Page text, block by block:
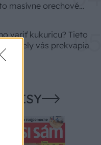
masívne orechové
variť kukuricu? Tieto
rozdiely vás prekvapia